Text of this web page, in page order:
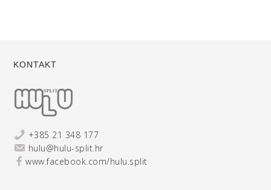
KONTAKT
+385 21 348 177
hulu@hulu-split.hr
www.facebook.com/hulu.split